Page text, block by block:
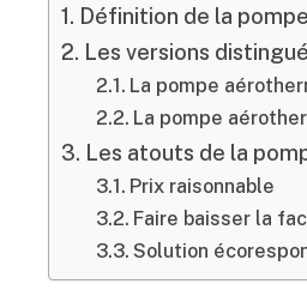
Définition de la
Les versions
La pompe
La pompe
Les atouts de la
Prix raisonnable
Faire baisser la
Solution